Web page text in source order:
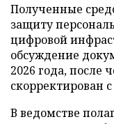
Полученные
защиту
цифровой
обсуждение
2026 года, после
скорректирован
В ведомстве